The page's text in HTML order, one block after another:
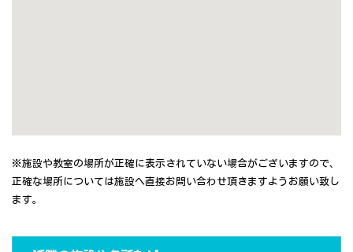
※施設や教室の場所が正確に表示されていない場合がございますので、
正確な場所については施設へ直接お問い合わせ頂きますようお願い致し
ます。